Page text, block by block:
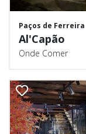
Paços de Ferreira
Al'Capão
Onde Comer